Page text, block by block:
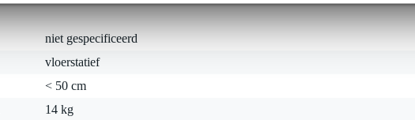
niet gespecificeerd
vloerstatief
< 50 cm
14 kg